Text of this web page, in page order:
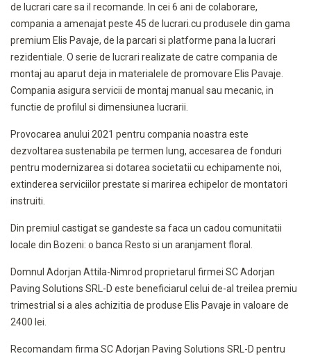
de lucrari care sa il recomande. In cei 6 ani de colaborare,
compania a amenajat peste 45 de lucrari.cu produsele din gama
premium Elis Pavaje, de la parcari si platforme pana la lucrari
rezidentiale. O serie de lucrari realizate de catre compania de
montaj au aparut deja in materialele de promovare Elis Pavaje.
Compania asigura servicii de montaj manual sau mecanic, in
functie de profilul si dimensiunea lucrarii.
Provocarea anului 2021 pentru compania noastra este
dezvoltarea sustenabila pe termen lung, accesarea de fonduri
pentru modernizarea si dotarea societatii cu echipamente noi,
extinderea serviciilor prestate si marirea echipelor de montatori
instruiti.
Din premiul castigat se gandeste sa faca un cadou comunitatii
locale din Bozeni: o banca Resto si un aranjament floral.
Domnul Adorjan Attila-Nimrod proprietarul firmei SC Adorjan
Paving Solutions SRL-D este beneficiarul celui de-al treilea premiu
trimestrial si a ales achizitia de produse Elis Pavaje in valoare de
2400 lei.
Recomandam firma SC Adorjan Paving Solutions SRL-D pentru